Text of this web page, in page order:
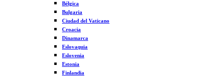
Bélgica
Bulgaria
Ciudad del Vaticano
Croacia
Dinamarca
Eslovaquia
Eslovenia
Estonia
Finlandia